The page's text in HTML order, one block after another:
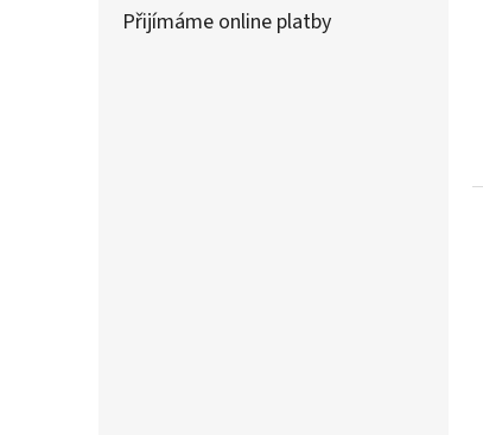
Přijímáme online platby